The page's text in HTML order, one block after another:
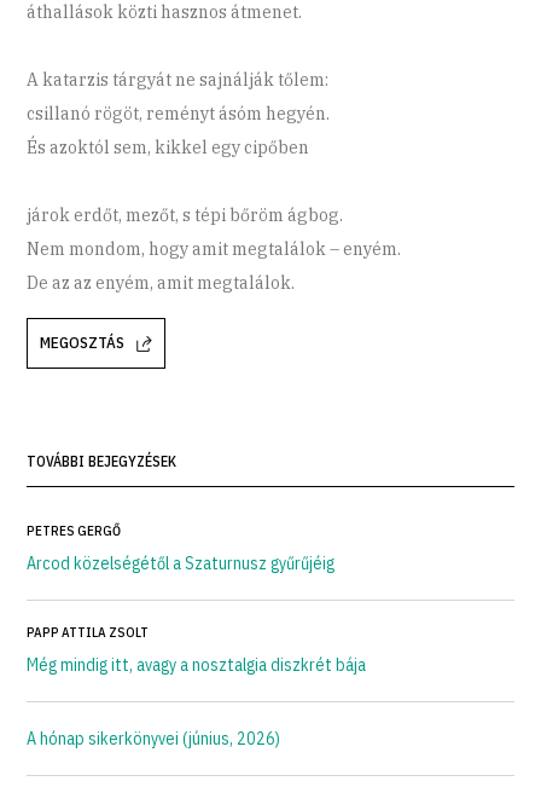
áthallások közti hasznos átmenet.
A katarzis tárgyát ne sajnálják tőlem:
csillanó rögöt, reményt ásóm hegyén.
És azoktól sem, kikkel egy cipőben
járok erdőt, mezőt, s tépi bőröm ágbog.
Nem mondom, hogy amit megtalálok – enyém.
De az az enyém, amit megtalálok.
MEGOSZTÁS
TOVÁBBI BEJEGYZÉSEK
PETRES GERGŐ
Arcod közelségétől a Szaturnusz gyűrűjéig
PAPP ATTILA ZSOLT
Még mindig itt, avagy a nosztalgia diszkrét bája
A hónap sikerkönyvei (június, 2026)